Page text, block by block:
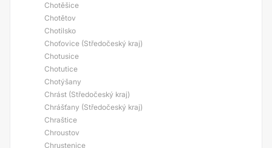
Chotěšice
Chotětov
Chotilsko
Choťovice (Středočeský kraj)
Chotusice
Chotutice
Chotýšany
Chrást (Středočeský kraj)
Chrášťany (Středočeský kraj)
Chraštice
Chroustov
Chrustenice